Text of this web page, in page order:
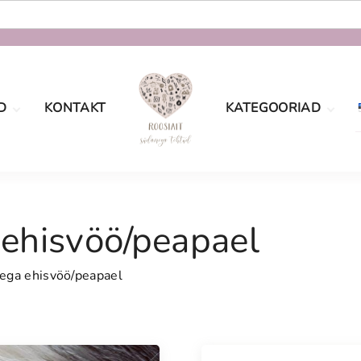
KONTAKT KATEGOORIAD
Jõulud
peapael
ehisvöö/peapael